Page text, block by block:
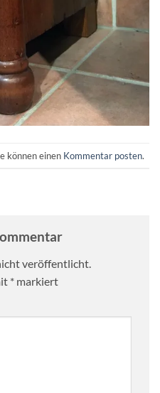
können einen Kommentar posten.
veröffentlicht.
* markiert